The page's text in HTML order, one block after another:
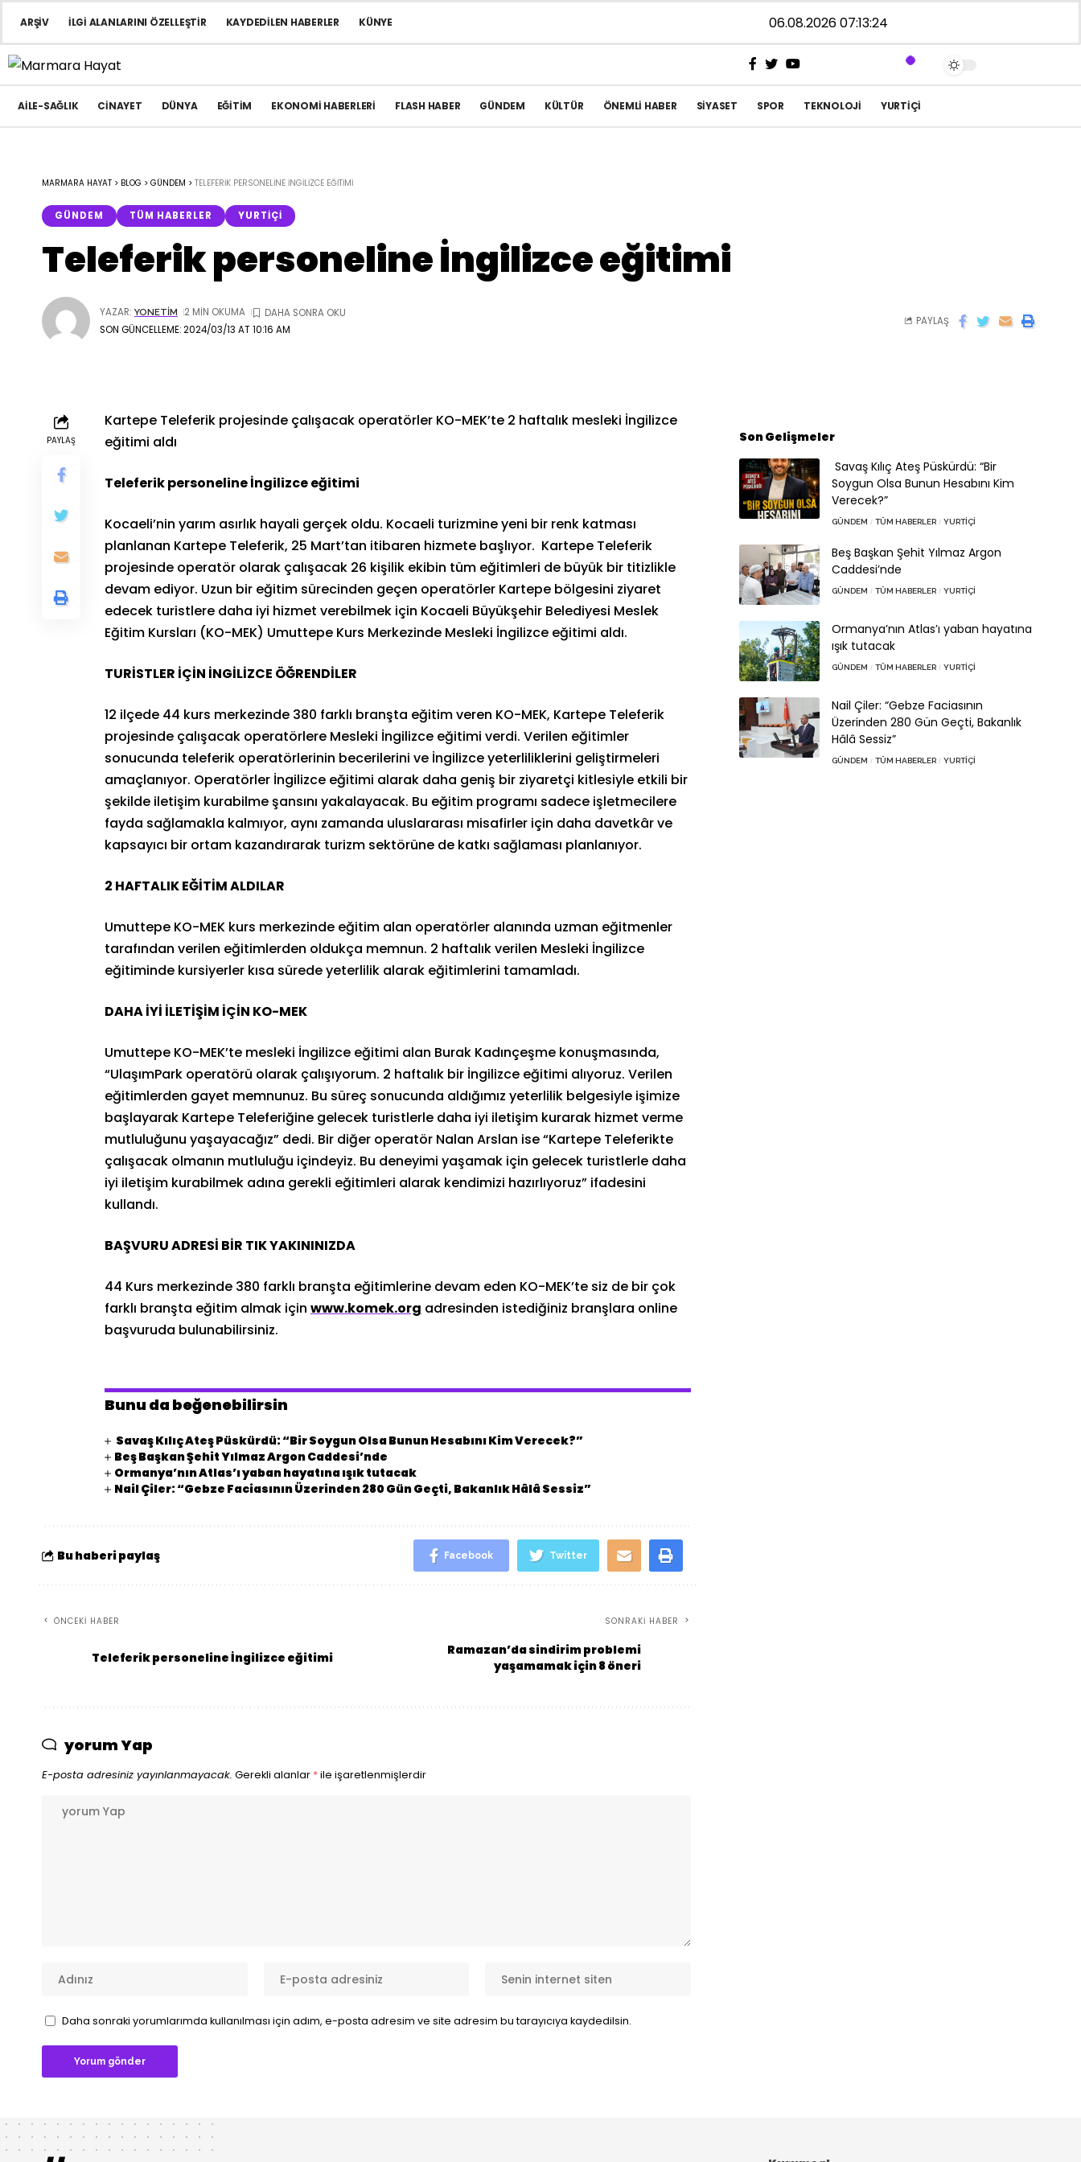
ARŞIV İLGI ALANLARINI ÖZELLEŞTIR KAYDEDILEN HABERLER KÜNYE 06.08.2026 07:13:25
AILE-SAĞLIK CINAYET DÜNYA EĞITIM EKONOMI HABERLERI FLASH HABER GÜNDEM KÜLTÜR ÖNEMLI HABER SIYASET SPOR TEKNOLOJI YURTIÇI
MARMARA HAYAT > BLOG > GÜNDEM > TELEFERIK PERSONELINE İNGILIZCE EĞITIMI
GÜNDEM TÜM HABERLER YURTIÇI
Teleferik personeline İngilizce eğitimi
SON GÜNCELLEME: 2024/03/13 AT 10:16 AM
YAZAR: YONETIM 2 MIN OKUMA
PAYLAŞ
PAYLAŞ
Kartepe Teleferik projesinde çalışacak operatörler KO-MEK’te 2 haftalık mesleki İngilizce
eğitimi aldı
Teleferik personeline İngilizce eğitimi
Kocaeli’nin yarım asırlık hayali gerçek oldu. Kocaeli turizmine yeni bir renk katması
planlanan Kartepe Teleferik, 25 Mart’tan itibaren hizmete başlıyor. Kartepe Teleferik
projesinde operatör olarak çalışacak 26 kişilik ekibin tüm eğitimleri de büyük bir titizlikle
devam ediyor. Uzun bir eğitim sürecinden geçen operatörler Kartepe bölgesini ziyaret
edecek turistlere daha iyi hizmet verebilmek için Kocaeli Büyükşehir Belediyesi Meslek
Eğitim Kursları (KO-MEK) Umuttepe Kurs Merkezinde Mesleki İngilizce eğitimi aldı.
TURİSTLER İÇİN İNGİLİZCE ÖĞRENDİLER
12 ilçede 44 kurs merkezinde 380 farklı branşta eğitim veren KO-MEK, Kartepe Teleferik
projesinde çalışacak operatörlere Mesleki İngilizce eğitimi verdi. Verilen eğitimler
sonucunda teleferik operatörlerinin becerilerini ve İngilizce yeterliliklerini geliştirmeleri
amaçlanıyor. Operatörler İngilizce eğitimi alarak daha geniş bir ziyaretçi kitlesiyle etkili bir
şekilde iletişim kurabilme şansını yakalayacak. Bu eğitim programı sadece işletmecilere
fayda sağlamakla kalmıyor, aynı zamanda uluslararası misafirler için daha davetkâr ve
kapsayıcı bir ortam kazandırarak turizm sektörüne de katkı sağlaması planlanıyor.
2 HAFTALIK EĞİTİM ALDILAR
Umuttepe KO-MEK kurs merkezinde eğitim alan operatörler alanında uzman eğitmenler
tarafından verilen eğitimlerden oldukça memnun. 2 haftalık verilen Mesleki İngilizce
eğitiminde kursiyerler kısa sürede yeterlilik alarak eğitimlerini tamamladı.
DAHA İYİ İLETİŞİM İÇİN KO-MEK
Umuttepe KO-MEK’te mesleki İngilizce eğitimi alan Burak Kadınçeşme konuşmasında,
“UlaşımPark operatörü olarak çalışıyorum. 2 haftalık bir İngilizce eğitimi alıyoruz. Verilen
eğitimlerden gayet memnunuz. Bu süreç sonucunda aldığımız yeterlilik belgesiyle işimize
başlayarak Kartepe Teleferiğine gelecek turistlerle daha iyi iletişim kurarak hizmet verme
mutluluğunu yaşayacağız” dedi. Bir diğer operatör Nalan Arslan ise “Kartepe Teleferikte
çalışacak olmanın mutluluğu içindeyiz. Bu deneyimi yaşamak için gelecek turistlerle daha
iyi iletişim kurabilmek adına gerekli eğitimleri alarak kendimizi hazırlıyoruz” ifadesini
kullandı.
BAŞVURU ADRESİ BİR TIK YAKININIZDA
44 Kurs merkezinde 380 farklı branşta eğitimlerine devam eden KO-MEK’te siz de bir çok
farklı branşta eğitim almak için www.komek.org adresinden istediğiniz branşlara online
başvuruda bulunabilirsiniz.
Bunu da beğenebilirsin
Savaş Kılıç Ateş Püskürdü: “Bir Soygun Olsa Bunun Hesabını Kim Verecek?”
Beş Başkan Şehit Yılmaz Argon Caddesi’nde
Ormanya’nın Atlas’ı yaban hayatına ışık tutacak
Nail Çiler: “Gebze Faciasının Üzerinden 280 Gün Geçti, Bakanlık Hâlâ Sessiz”
Bu haberi paylaş Facebook Twitter
ÖNCEKI HABER
Teleferik personeline İngilizce eğitimi
SONRAKI HABER
Ramazan’da sindirim problemi
yaşamamak için 8 öneri
yorum Yap
E-posta adresiniz yayınlanmayacak. Gerekli alanlar *ile işaretlenmişlerdir
Daha sonraki yorumlarımda kullanılması için adım, e-posta adresim ve site adresim bu tarayıcıya kaydedilsin.
Son Gelişmeler
Savaş Kılıç Ateş Püskürdü: “Bir
Soygun Olsa Bunun Hesabını Kim
Verecek?”
GÜNDEM TÜM HABERLER YURTIÇI
Beş Başkan Şehit Yılmaz Argon
Caddesi’nde
GÜNDEM TÜM HABERLER YURTIÇI
Ormanya’nın Atlas’ı yaban hayatına
ışık tutacak
GÜNDEM TÜM HABERLER YURTIÇI
Nail Çiler: “Gebze Faciasının
Üzerinden 280 Gün Geçti, Bakanlık
Hâlâ Sessiz”
GÜNDEM TÜM HABERLER YURTIÇI